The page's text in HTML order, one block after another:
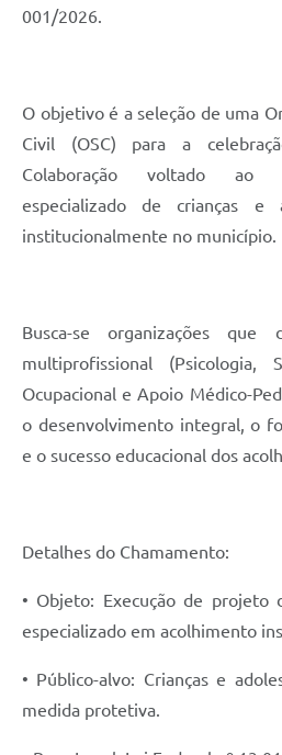
Covid -19 em Serro
Audiências Públicas
Telefones Úteis
Contratos, Convênios e Publicações
Ouvidoria Municipal
Contato
Radar da Transparência Pública
Listagem de Contribuintes Inscritos na
001/2026.
O objetivo é a seleção de uma
Civil (OSC) para a
Colaboração voltado ao
especializado de crianças e
institucionalmente no município.
Busca-se organizações que
multiprofissional (Psicologia,
Ocupacional e Apoio Médico-
o desenvolvimento integral, o
e o sucesso educacional dos
Detalhes do Chamamento:
• Objeto: Execução de projeto
especializado em acolhimento
• Público-alvo: Crianças e
medida protetiva.